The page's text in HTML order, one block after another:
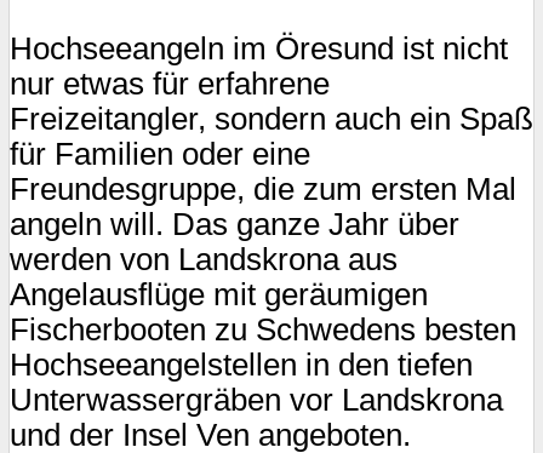
Hochseeangeln im Öresund ist nicht
nur etwas für erfahrene
Freizeitangler, sondern auch ein Spaß
für Familien oder eine
Freundesgruppe, die zum ersten Mal
angeln will. Das ganze Jahr über
werden von Landskrona aus
Angelausflüge mit geräumigen
Fischerbooten zu Schwedens besten
Hochseeangelstellen in den tiefen
Unterwassergräben vor Landskrona
und der Insel Ven angeboten.